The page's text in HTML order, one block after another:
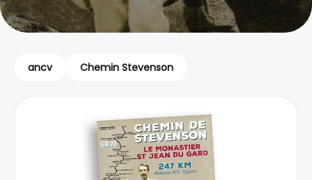
ancv Chemin Stevenson